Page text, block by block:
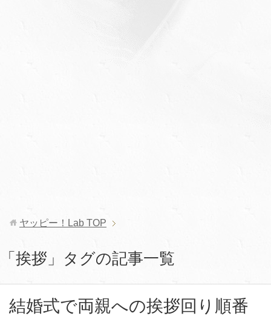
ヤッピー！Lab TOP
「挨拶」タグの記事一覧
結婚式で両親への挨拶回り順番